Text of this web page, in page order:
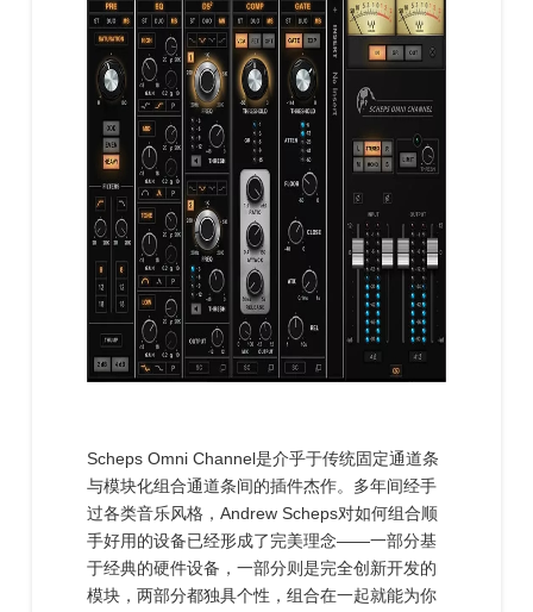
Scheps Omni Channel是介乎于传统固定通道条
与模块化组合通道条间的插件杰作。多年间经手
过各类音乐风格，Andrew Scheps对如何组合顺
手好用的设备已经形成了完美理念——一部分基
于经典的硬件设备，一部分则是完全创新开发的
模块，两部分都独具个性，组合在一起就能为你